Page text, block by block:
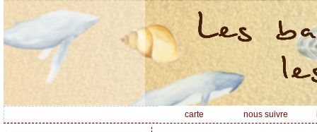
carte nous suivre